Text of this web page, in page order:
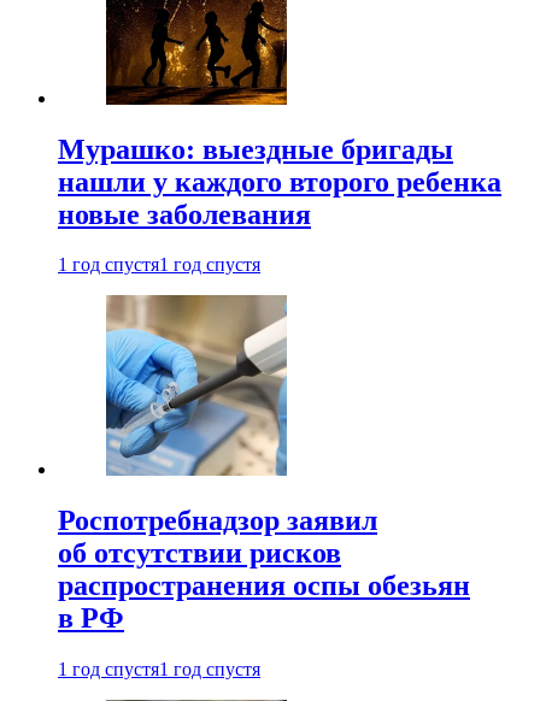
Мурашко: выездные бригады
нашли у каждого второго ребенка
новые заболевания
1 год спустя1 год спустя
Роспотребнадзор заявил
об отсутствии рисков
распространения оспы обезьян
в РФ
1 год спустя1 год спустя